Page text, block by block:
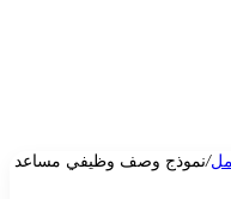
/نموذج وصف وظيفي مساعد